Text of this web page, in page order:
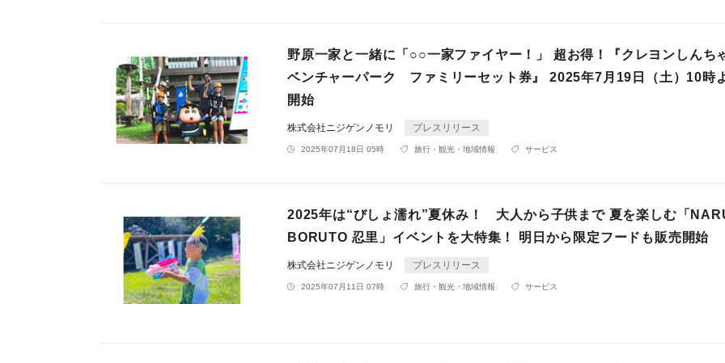
野原一家と一緒に「○○一家ファイヤー！」 超お得！『クレヨンしんち
ベンチャーパーク ファミリーセット券』 2025年7月19日（土）10時
開始
株式会社ニジゲンノモリ プレスリリース
2025年07月18日 05時 旅行・観光・地域情報 サービス
2025年は“びしょ濡れ”夏休み！ 大人から子供まで 夏を楽しむ「
BORUTO 忍里」イベントを大特集！ 明日から限定フードも販売開始
株式会社ニジゲンノモリ プレスリリース
2025年07月11日 07時 旅行・観光・地域情報 サービス